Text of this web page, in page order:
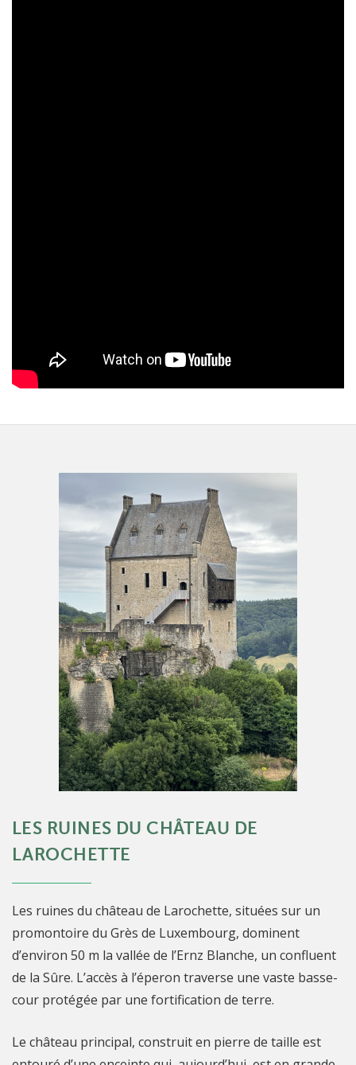
LES RUINES DU CHÂTEAU DE
LAROCHETTE
Les ruines du château de Larochette, situées sur un
promontoire du Grès de Luxembourg, dominent
d’environ 50 m la vallée de l’Ernz Blanche, un confluent
de la Sûre. L’accès à l’éperon traverse une vaste basse-
cour protégée par une fortification de terre.
Le château principal, construit en pierre de taille est